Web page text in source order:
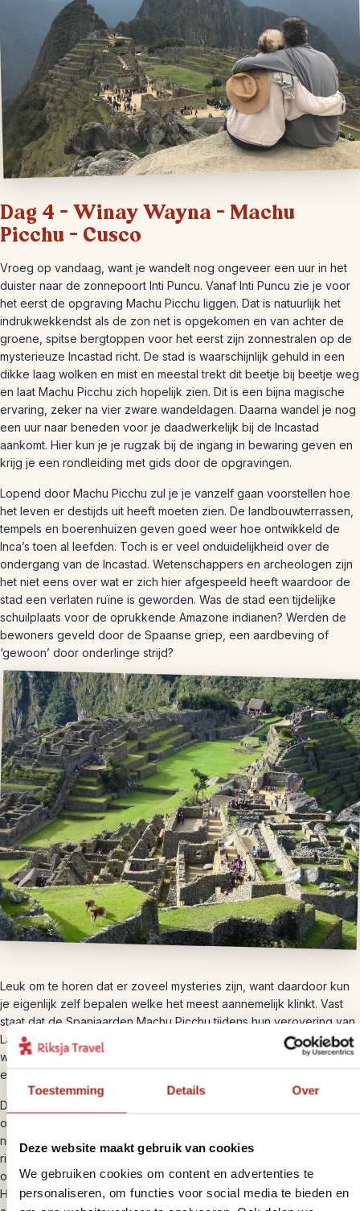
Toestemming Details Over
Deze website maakt gebruik van cookies
We gebruiken cookies om content en advertenties te
personaliseren, om functies voor social media te bieden en
Dag 4 – Winay Wayna – Machu
Picchu – Cusco
Vroeg op vandaag, want je wandelt nog ongeveer een uur in het
duister naar de zonnepoort Inti Puncu. Vanaf Inti Puncu zie je voor
het eerst de opgraving Machu Picchu liggen. Dat is natuurlijk het
indrukwekkendst als de zon net is opgekomen en van achter de
groene, spitse bergtoppen voor het eerst zijn zonnestralen op de
mysterieuze Incastad richt. De stad is waarschijnlijk gehuld in een
dikke laag wolken en mist en meestal trekt dit beetje bij beetje weg
en laat Machu Picchu zich hopelijk zien. Dit is een bijna magische
ervaring, zeker na vier zware wandeldagen. Daarna wandel je nog
een uur naar beneden voor je daadwerkelijk bij de Incastad
aankomt. Hier kun je je rugzak bij de ingang in bewaring geven en
krijg je een rondleiding met gids door de opgravingen.
Lopend door Machu Picchu zul je je vanzelf gaan voorstellen hoe
het leven er destijds uit heeft moeten zien. De landbouwterrassen,
tempels en boerenhuizen geven goed weer hoe ontwikkeld de
Inca’s toen al leefden. Toch is er veel onduidelijkheid over de
ondergang van de Incastad. Wetenschappers en archeologen zijn
het niet eens over wat er zich hier afgespeeld heeft waardoor de
stad een verlaten ruïne is geworden. Was de stad een tijdelijke
schuilplaats voor de oprukkende Amazone indianen? Werden de
bewoners geveld door de Spaanse griep, een aardbeving of
‘gewoon’ door onderlinge strijd?
Leuk om te horen dat er zoveel mysteries zijn, want daardoor kun
je eigenlijk zelf bepalen welke het meest aannemelijk klinkt. Vast
staat dat de Spanjaarden Machu Picchu tijdens hun verovering van
Latijns Amerika nooit hebben gevonden. Pas in 1911 kwam de
wetenschapper Hiram Bingham bij toeval bij de vesting uit, hij was
eigenlijk op zoek naar een andere stad.
De Huayna Picchu, de uitstekende berg naast Machu Picchu, kun je
ook beklimmen. Hiervoor dien je een extra entree te betalen, die
niet standaard is inbegrepen. Wij vonden het uitzicht bergopwaarts
richting de zonnepoort namelijk net zo mooi en de meeste van
onze reizigers slaan deze pittige klim bergopwaarts over. Wil je de
Huayna Picchu wel graag beklimmen, geef het dan van te voren